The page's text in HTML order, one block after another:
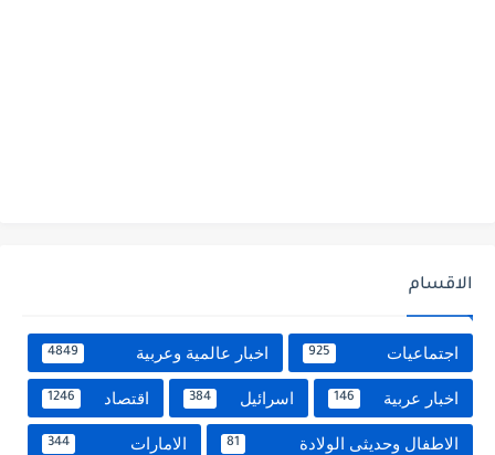
الاقسام
اجتماعيات 925 اخبار عالمية وعربية 4849
اخبار عربية 146 اسرائيل 384 اقتصاد 1246
الاطفال وحديثى الولادة 81 الامارات 344